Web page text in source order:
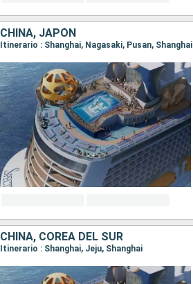
CHINA, JAPÓN
Itinerario : Shanghai, Nagasaki, Pusan, Shanghai
CHINA, COREA DEL SUR
Itinerario : Shanghai, Jeju, Shanghai